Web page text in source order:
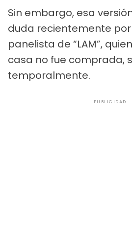
Sin embargo, esa
duda recientemente por
panelista de “LAM”,
casa no fue comprada,
temporalmente.
PUBLICIDAD